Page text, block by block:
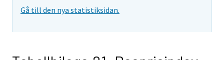
Gå till den nya statistiksidan.